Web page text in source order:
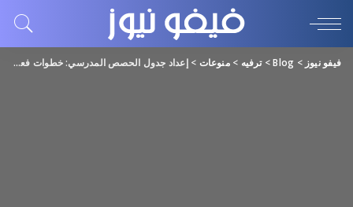
فيفو نيوز >
Blog
>ترفيه >منوعات >إعداد جدول الحصص المدرسي: خطوات فعالة ونصائح عملية